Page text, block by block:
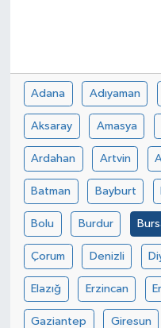
Adana Adıyaman
Aksaray Amasya
Ardahan Artvin
Batman Bayburt
Bolu Burdur
Çorum Denizli
Elazığ Erzincan
Gaziantep Giresun